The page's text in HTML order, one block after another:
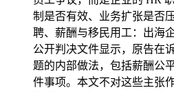
制是否有效、业务扩张是否
聘、薪酬与移民用工：出海
公开判决文件显示，原告在
题的内部做法，包括薪酬公
件事项。本文不对这些主张